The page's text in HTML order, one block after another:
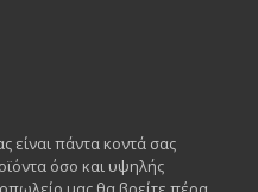
είναι πάντα κοντά σας
όσο και υψηλής